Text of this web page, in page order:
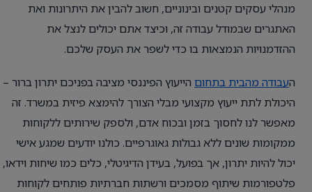
מנהלי עסקים קטנים ובינוניים, חשוב להבין את היתרונות ואת
האתגרים שבמודל עבודה זה, וכיצד אתם יכולים לנצל את
ההזדמנויות הנמצאות בו כדי לשפר את העסק שלכם.
העבודה מהבית בתחום הייעוץ הפיננסי מציבה בפניכם יתרון ברור –
היכולת לתת ייעוץ מקצועי מבלי הצורך להימצא פיזית במשרד. זה
מאפשר לנו לחסוך בזמן ובכוח אדם, ולספק שירותים ללקוחות
ממקומות שונים ללא גבולות גאוגרפיים. כולנו יודעים שמגע אישי
יכול להיות יתרון, אך בפועל, בעידן הדיגיטלי, כלים כמו שיחות וידאו,
פלטפורמות שיתוף מסמכים ורשתות חברתיות פותחים לקוחות